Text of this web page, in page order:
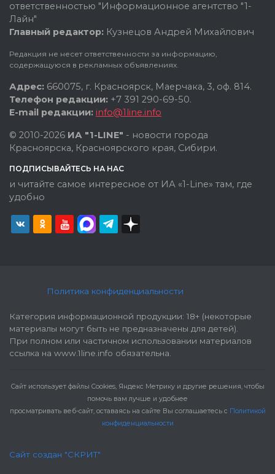
ответственностью "Информационное агентство "1-
Лайн"
Главный редактор: Кузнецов Андрей Михайлович
Редакция не несет ответственности за информацию,
содержащуюся в рекламных объявлениях.
Адрес: 660075, г. Красноярск, Маерчака, 3, оф. 814.
Телефон редакции: +7 391 290-69-50.
E-mail редакции: info@1line.info
© 2010-2026 ИА "1-LINE" - новости города
Красноярска, Красноярского края, Сибири.
ПОДПИСЫВАЙТЕСЬ НА НАС
и читайте самое интересное от ИА «1-Line» там, где
удобно
Политика конфиденциальности
Категория информационной продукции: 18+ (некоторые
материалы могут быть не предназначены для детей).
При полном или частичном использовании материалов
ссылка на www.1line.info обязательна.
Cайт использует файлы Cookies, Яндекс Метрику и другие решения, чтобы
помочь вам лучше и удобнее
просматривать веб-сайт, оставаясь на сайте Вы соглашаетесь с Политикой
конфиденциальности
Сайт создан "СКРИТ"